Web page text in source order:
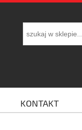
KONTAKT